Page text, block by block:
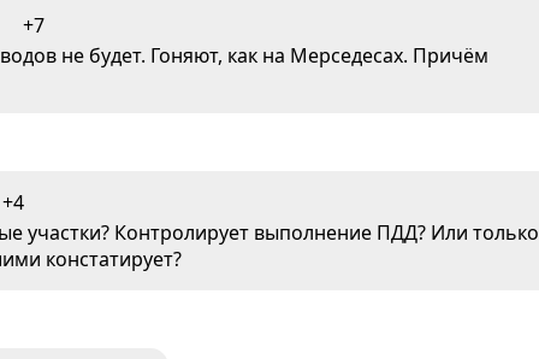
+7
не будет. Гоняют, как на Мерседесах. Причём
+4
участки? Контролирует выполнение ПДД? Или только
констатирует?